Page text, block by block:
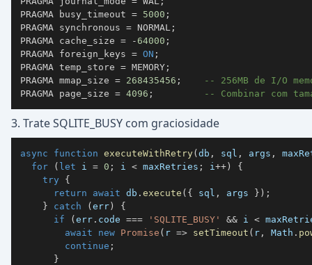
PRAGMA busy_timeout = 5000 ;
PRAGMA synchronous = NORMAL ;
PRAGMA cache_size = -64000 ;
PRAGMA foreign_keys = ON ;
PRAGMA temp_store = MEMORY ;
PRAGMA mmap_size = 268435456 ;
-- 256MB de I/O
PRAGMA page_size = 4096 ; -- Combinar com
3. Trate SQLITE_BUSY com graciosidade
async function executeWithRetry(db , sql , args ,
for
( let i = 0 ; i < maxRetries ; i ++)
{
try
{
return
await db . execute ( { sql , args } ) ;
}
catch (err)
{
if
(err . code === 'SQLITE_BUSY' && i <
await
new Promise ( r => setTimeout ( r , Math .
continue ;
}